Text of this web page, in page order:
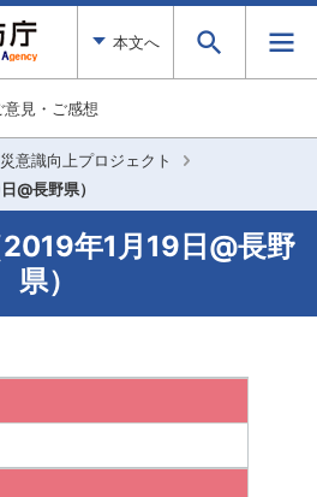
本文へ
意見・ご感想
意識向上プロジェクト
@長野県）
年1月19日@長野
県）